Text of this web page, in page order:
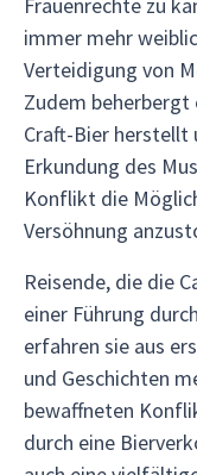
immer mehr
Verteidigung von
Zudem beherbergt
Craft-Bier herstellt
Erkundung des
Konflikt die
Versöhnung
Reisende, die die
einer Führung
erfahren sie aus
und Geschichten
bewaffneten
durch eine